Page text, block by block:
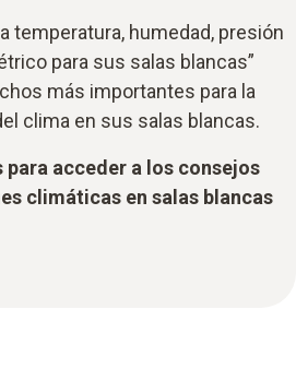
temperatura, humedad, presión
para sus salas blancas”
más importantes para la
clima en sus salas blancas.
para acceder a los consejos
climáticas en salas blancas